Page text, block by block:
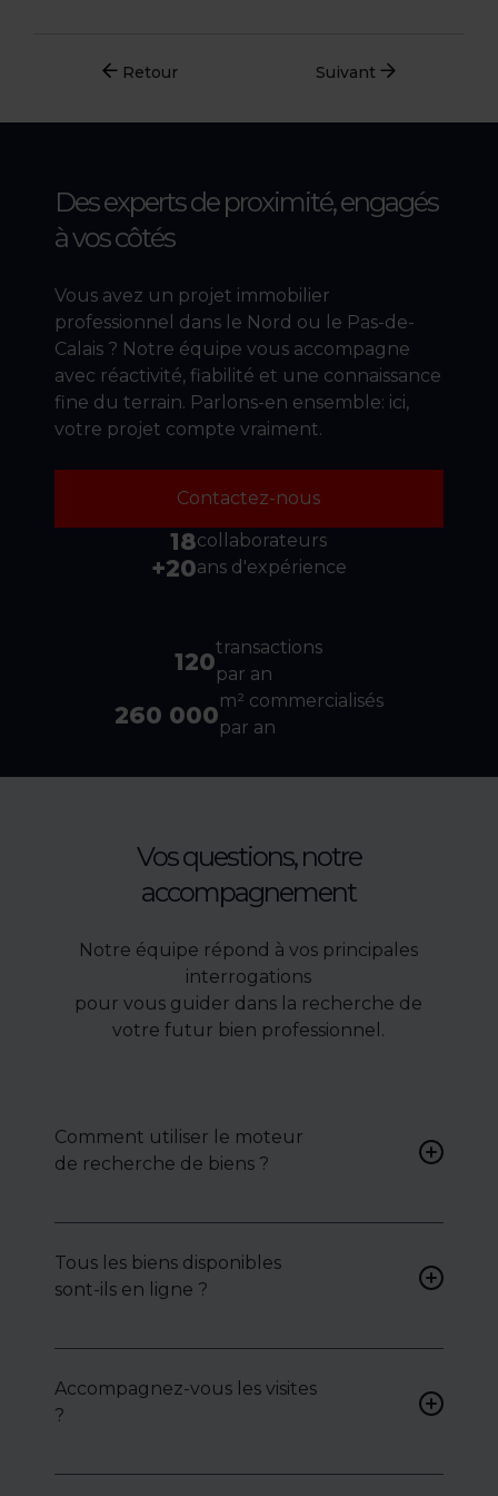
Retour Suivant
Des experts de proximité,engagés
à vos côtés
Vous avez un projet immobilier
professionnel dans le Nord ou le Pas-de-
Calais ? Notre équipe vous accompagne
avec réactivité, fiabilité et une connaissance
fine du terrain. Parlons-en ensemble: ici,
votre projet compte vraiment.
Contactez-nous
18collaborateurs
+20ans d'expérience
120transactions
par an
260 000m² commercialisés
par an
Vos questions, notre
accompagnement
Notre équipe répond à vos principales
interrogations
pour vous guider dans la recherche de
votre futur bien professionnel.
Comment utiliser le moteur
de recherche de biens ?
Renseignez vos critères (type
pour accéder à une liste de
biens ciblés.
Tous les biens disponibles
sont-ils en ligne ?
Non. Certains biens sont
toute confidentialité :
contactez-nous pour y
Accompagnez-vous les visites
?
visites, analysons chaque bien